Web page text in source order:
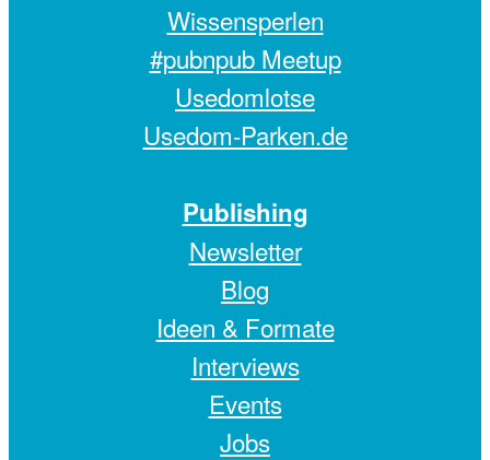
Wissensperlen
#pubnpub Meetup
Usedomlotse
Usedom-Parken.de
Publishing
Newsletter
Blog
Ideen & Formate
Interviews
Events
Jobs